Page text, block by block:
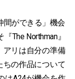
間ができる」機会
The Northman』
アリは自分の準備
の作品について